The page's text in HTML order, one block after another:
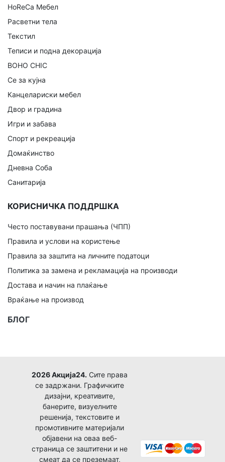
HoReCa Мебел
Расветни тела
Текстил
Теписи и подна декорација
BOHO CHIC
Се за кујна
Канцелариски мебел
Двор и градина
Игри и забава
Спорт и рекреација
Домаќинство
Дневна Соба
Санитарија
КОРИСНИЧКА ПОДДРШКА
Често поставувани прашања (ЧПП)
Правила и услови на користење
Правила за заштита на личните податоци
Политика за замена и рекламација на производи
Достава и начин на плаќање
Враќање на производ
БЛОГ
2026 Акција24. Сите права
се задржани. Графичките
дизајни, креативите,
банерите, визуелните
решенија, текстовите и
промотивните материјали
објавени на оваа веб-
страница се заштитени и не
смеат да се преземаат,